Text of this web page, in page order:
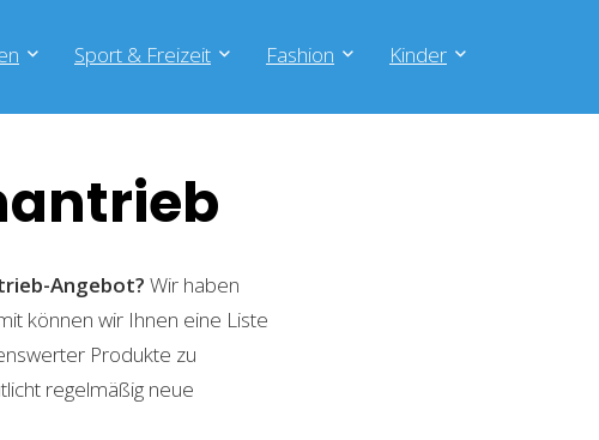
Sport & Freizeit Fashion Kinder
Angebot? Wir haben
können wir Ihnen eine Liste
Produkte zu
regelmäßig neue